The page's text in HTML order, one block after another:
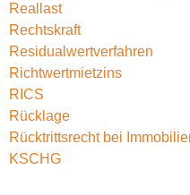
Reallast
Rechtskraft
Residualwertverfahren
Richtwertmietzins
RICS
Rücklage
Rücktrittsrecht bei
KSCHG